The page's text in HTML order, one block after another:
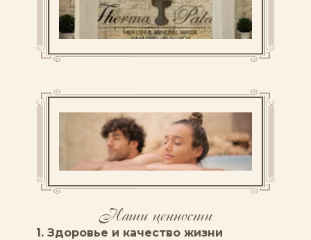
Наши ценности
1. Здоровье и качество жизни